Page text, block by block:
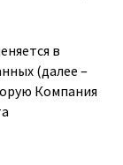
в
(далее –
Компания